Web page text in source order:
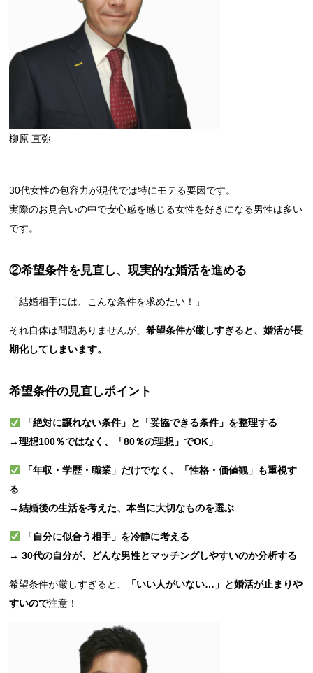
柳原 直弥
30代女性の包容力が現代では特にモテる要因です。
実際のお見合いの中で安心感を感じる女性を好きになる男性は多い
です。
②希望条件を見直し、現実的な婚活を進める
「結婚相手には、こんな条件を求めたい！」
それ自体は問題ありませんが、希望条件が厳しすぎると、婚活が長
期化してしまいます。
希望条件の見直しポイント
「絶対に譲れない条件」と「妥協できる条件」を整理する
→理想100％ではなく、「80％の理想」でOK」
「年収・学歴・職業」だけでなく、「性格・価値観」も重視す
る
→結婚後の生活を考えた、本当に大切なものを選ぶ
「自分に似合う相手」を冷静に考える
→30代の自分が、どんな男性とマッチングしやすいのか分析する
希望条件が厳しすぎると、
「いい人がいない…」と婚活が止まりや
すいので注意！